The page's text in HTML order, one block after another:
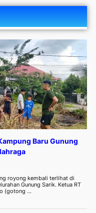
Baru Gunung
royong kembali terlihat di
Gunung Sarik. Ketua RT
(gotong ...